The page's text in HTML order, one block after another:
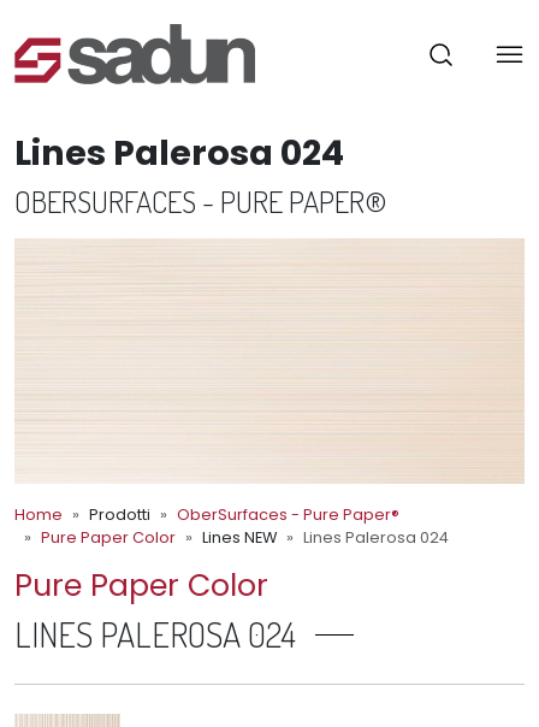
Lines Palerosa 024
OBERSURFACES - PURE PAPER®
Home Prodotti
OberSurfaces - Pure Paper®
Pure Paper Color
Lines NEW Lines Palerosa 024
Pure Paper Color
LINES PALEROSA 024